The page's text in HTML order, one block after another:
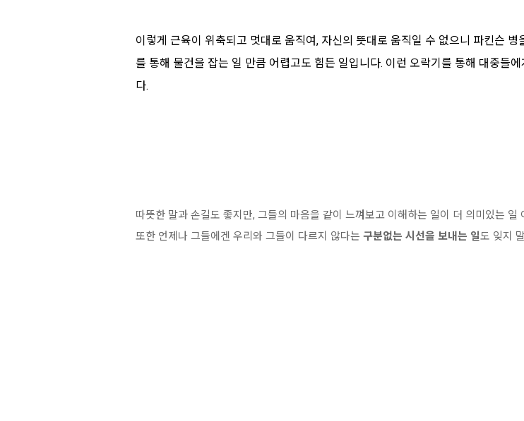
이렇게 근육이 위축되고 멋대로 움직여, 자신의 뜻대로 움직일 수 없으니 파킨슨
를 통해 물건을 잡는 일 만큼 어렵고도 힘든 일입니다. 이런 오락기를 통해 대중들
다.
따뜻한 말과 손길도 좋지만, 그들의 마음을 같이 느껴보고 이해하는 일이 더 의미있는 일
또한 언제나 그들에겐 우리와 그들이 다르지 않다는 구분없는 시선을 보내는 일도 잊지